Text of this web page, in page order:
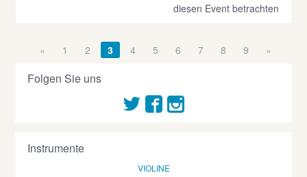
diesen Event betrachten
« 1 2 3 4 5 6 7 8 9 »
Folgen Sie uns
Instrumente
VIOLINE